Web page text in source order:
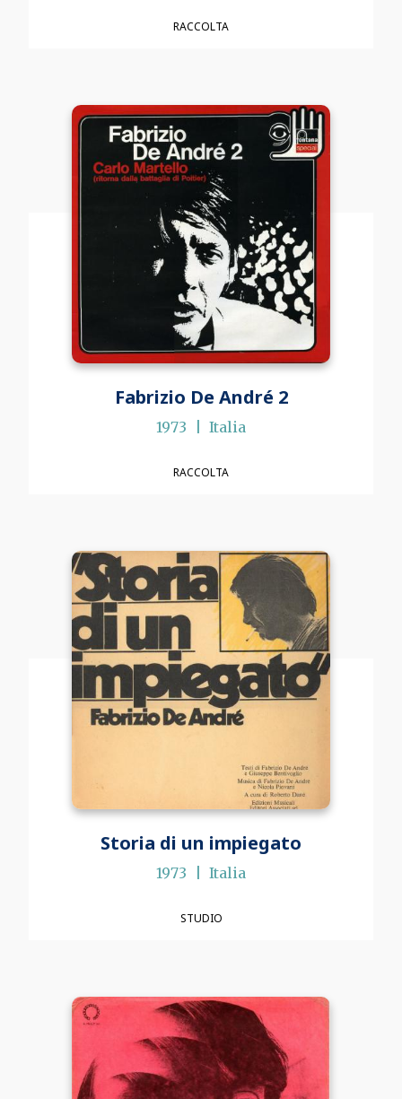
RACCOLTA
Fabrizio De André 2
1973 Italia
RACCOLTA
Storia di un impiegato
1973 Italia
STUDIO